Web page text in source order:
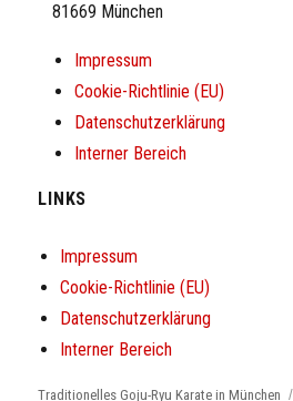
81669 München
Impressum
Cookie-Richtlinie (EU)
Datenschutzerklärung
Interner Bereich
LINKS
Impressum
Cookie-Richtlinie (EU)
Datenschutzerklärung
Interner Bereich
Traditionelles Goju-Ryu Karate in München